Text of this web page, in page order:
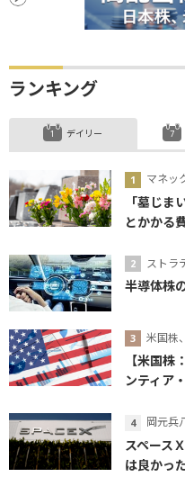
ランキング
デイリー
マネッ
「墓じ
とかかる
ストラ
半導体株
米国株
【米国
ンティア
岡元兵
スペース
は良かっ